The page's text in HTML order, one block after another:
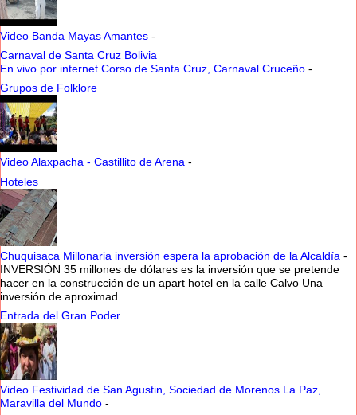
Video Banda Mayas Amantes -
Carnaval de Santa Cruz Bolivia
En vivo por internet Corso de Santa Cruz, Carnaval Cruceño -
Grupos de Folklore
Video Alaxpacha - Castillito de Arena -
Hoteles
Chuquisaca Millonaria inversión espera la aprobación de la Alcaldía -
INVERSIÓN 35 millones de dólares es la inversión que se pretende
hacer en la construcción de un apart hotel en la calle Calvo Una
inversión de aproximad...
Entrada del Gran Poder
Video Festividad de San Agustin, Sociedad de Morenos La Paz,
Maravilla del Mundo -